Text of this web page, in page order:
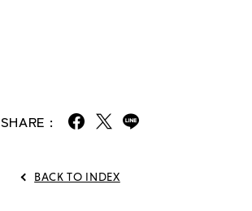
SHARE : FacebookTwitter / X
BACK TO INDEX